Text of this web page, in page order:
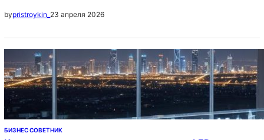
bypristroykin_ 23 апреля 2026
БИЗНЕС СОВЕТНИК